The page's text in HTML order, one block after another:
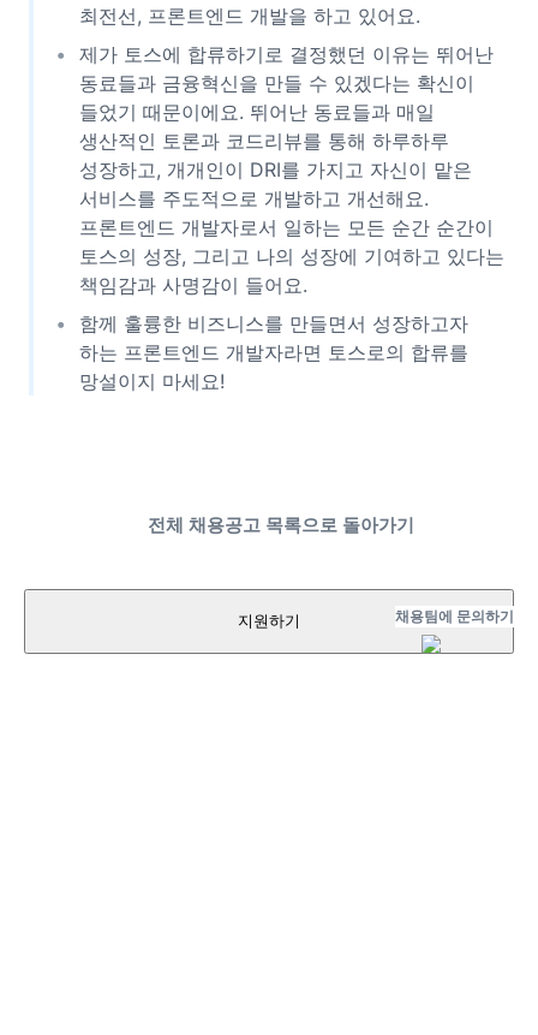
최전선, 프론트엔드 개발을 하고 있어요.
제가 토스에 합류하기로 결정했던 이유는 뛰어난
동료들과 금융혁신을 만들 수 있겠다는 확신이
들었기 때문이에요. 뛰어난 동료들과 매일
생산적인 토론과 코드리뷰를 통해 하루하루
성장하고, 개개인이 DRI를 가지고 자신이 맡은
서비스를 주도적으로 개발하고 개선해요.
프론트엔드 개발자로서 일하는 모든 순간 순간이
토스의 성장, 그리고 나의 성장에 기여하고 있다는
책임감과 사명감이 들어요.
함께 훌륭한 비즈니스를 만들면서 성장하고자
하는 프론트엔드 개발자라면 토스로의 합류를
망설이지 마세요!
전체 채용공고 목록으로 돌아가기
지원하기 채용팀에 문의하기